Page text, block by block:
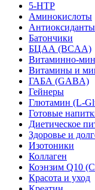
5-HTP
Аминокислоты
Антиоксиданты
Батончики
БЦАА (BCAA)
Витаминно-
Витамины и
ГАБА (GABA)
Гейнеры
Глютамин (L-
Готовые
Диетическое
Здоровье и
Изотоники
Коллаген
Коэнзим Q10
Красота и уход